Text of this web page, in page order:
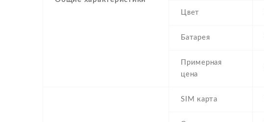
Цвет
Батарея
Примерная
цена
SIM карта